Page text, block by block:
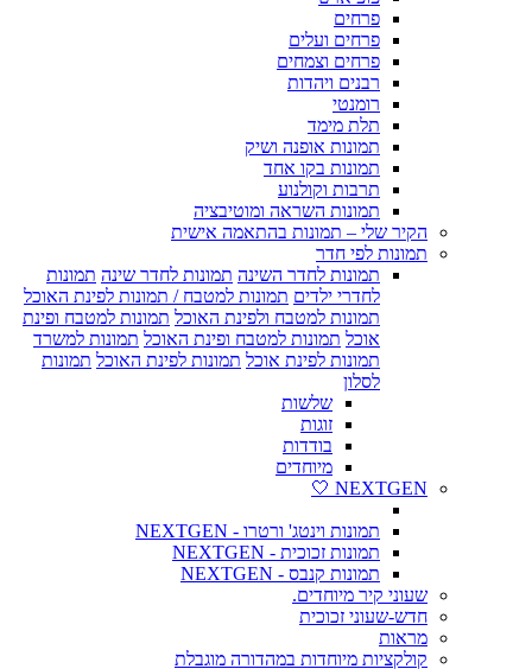
פרחים
פרחים ועלים
פרחים וצמחים
רבנים ויהדות
רומנטי
תלת מימד
תמונות אופנה ושיק
תמונות בקו אחד
תרבות וקולנוע
תמונות השראה ומוטיבציה
הקיר שלי – תמונות בהתאמה אישית
תמונות לפי חדר
תמונות לחדר השינה תמונות לחדר שינה תמונות
לחדרי ילדים תמונות למטבח / תמונות לפינת האוכל
תמונות למטבח ולפינת האוכל תמונות למטבח ופינת
אוכל תמונות למטבח ופינת האוכל תמונות למשרד
תמונות לפינת אוכל תמונות לפינת האוכל תמונות
לסלון
שלשות
זוגות
בודדות
מיוחדים
NEXTGEN 🤍
תמונות וינטג' ורטרו - NEXTGEN
תמונות זכוכית - NEXTGEN
תמונות קנבס - NEXTGEN
שעוני קיר מיוחדים.
חדש-שעוני זכוכית
מראות
קולקציות מיוחדות במהדורה מוגבלת